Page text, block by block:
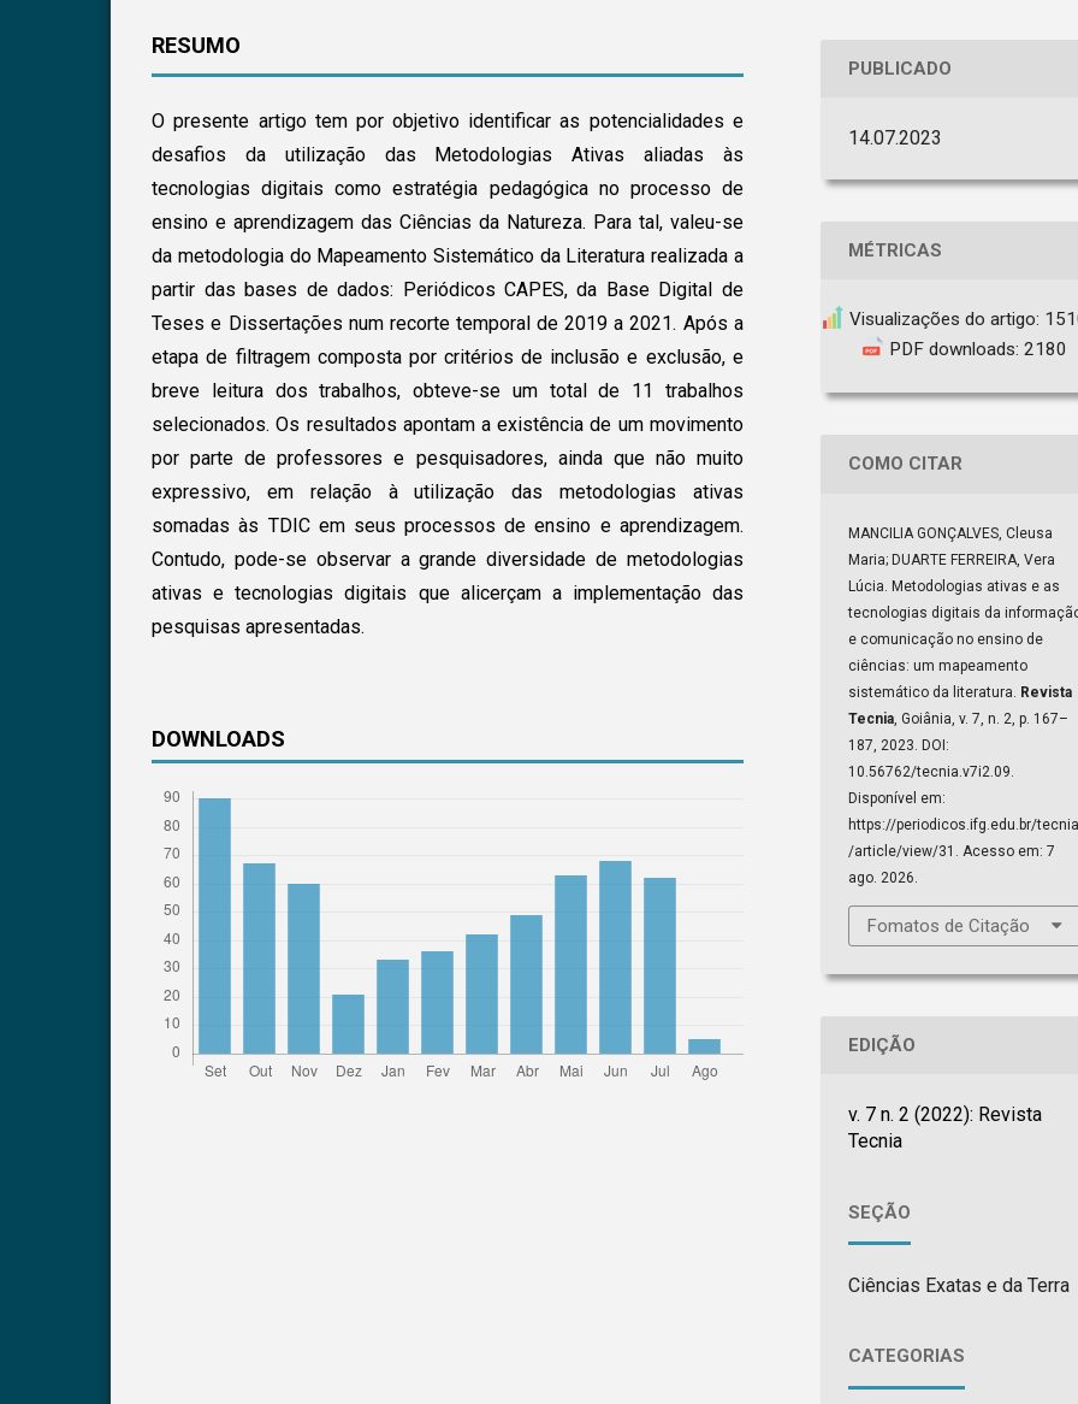
RESUMO
O presente artigo tem por objetivo identificar as potencialidades e
desafios da utilização das Metodologias Ativas aliadas às
tecnologias digitais como estratégia pedagógica no processo de
ensino e aprendizagem das Ciências da Natureza. Para tal, valeu-se
da metodologia do Mapeamento Sistemático da Literatura realizada a
partir das bases de dados: Periódicos CAPES, da Base Digital de
Teses e Dissertações num recorte temporal de 2019 a 2021. Após a
etapa de filtragem composta por critérios de inclusão e exclusão, e
breve leitura dos trabalhos, obteve-se um total de 11 trabalhos
selecionados. Os resultados apontam a existência de um movimento
por parte de professores e pesquisadores, ainda que não muito
expressivo, em relação à utilização das metodologias ativas
somadas às TDIC em seus processos de ensino e aprendizagem.
Contudo, pode-se observar a grande diversidade de metodologias
ativas e tecnologias digitais que alicerçam a implementação das
pesquisas apresentadas.
DOWNLOADS
PUBLICADO
14.07.2023
MÉTRICAS
Visualizações do artigo:
PDF downloads: 2180
COMO CITAR
MANCILIA GONÇALVES, Cleusa
Maria; DUARTE FERREIRA, Vera
Lúcia. Metodologias ativas e as
tecnologias digitais da
e comunicação no ensino de
ciências: um mapeamento
sistemático da literatura. Revista
Tecnia, Goiânia, v. 7, n. 2, p. 167–
187, 2023. DOI:
10.56762/tecnia.v7i2.09.
Disponível em:
https://periodicos.ifg.edu.br/tecnia
/article/view/31. Acesso em: 7
ago. 2026.
Fomatos de Citação
EDIÇÃO
v. 7 n. 2 (2022): Revista
Tecnia
SEÇÃO
Ciências Exatas e da Terra
CATEGORIAS